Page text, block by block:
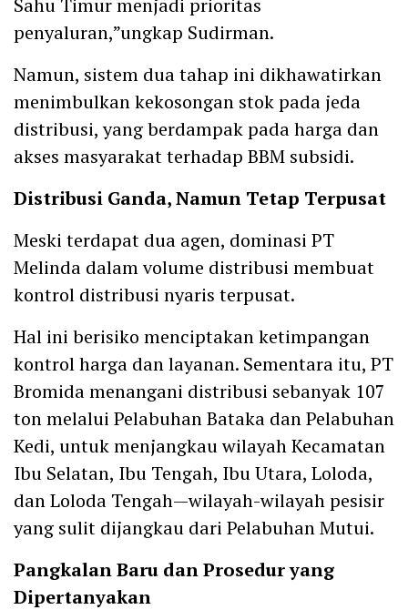
penyaluran,”ungkap Sudirman.
Namun, sistem dua tahap ini dikhawatirkan
menimbulkan kekosongan stok pada jeda
distribusi, yang berdampak pada harga dan
akses masyarakat terhadap BBM subsidi.
Distribusi Ganda, Namun Tetap Terpusat
Meski terdapat dua agen, dominasi PT
Melinda dalam volume distribusi membuat
kontrol distribusi nyaris terpusat.
Hal ini berisiko menciptakan ketimpangan
kontrol harga dan layanan. Sementara itu, PT
Bromida menangani distribusi sebanyak 107
ton melalui Pelabuhan Bataka dan Pelabuhan
Kedi, untuk menjangkau wilayah Kecamatan
Ibu Selatan, Ibu Tengah, Ibu Utara, Loloda,
dan Loloda Tengah—wilayah-wilayah pesisir
yang sulit dijangkau dari Pelabuhan Mutui.
Pangkalan Baru dan Prosedur yang
Dipertanyakan